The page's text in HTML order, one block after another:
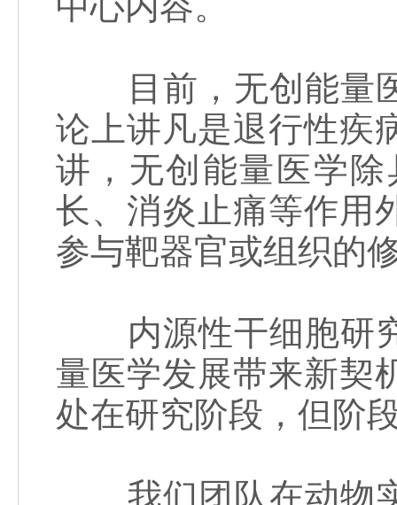
目前，无创能量医
论上讲凡是退行性疾
讲，无创能量医学
长、消炎止痛等作用
参与靶器官或组织的
内源性干细胞研究
量医学发展带来新契
处在研究阶段，但阶
我们团队在动物实